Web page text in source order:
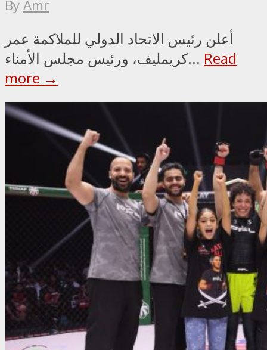
ByAmr
أعلن رئيس الاتحاد الدولي للملاكمة عمر
كريمليف، ورئيس مجلس الأمناء... Read
more →